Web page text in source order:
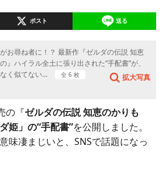
ポスト 送る
お尋ね者に！？ 最新作『ゼルダの伝説 知恵
』ハイラル全土に張り出された“手配書”が、
く似てない…
全 6 枚 拡大写真
の『ゼルダの伝説 知恵のかりも
ダ姫」の“手配書”を公開しました。
味凄まじいと、SNSで話題になっ